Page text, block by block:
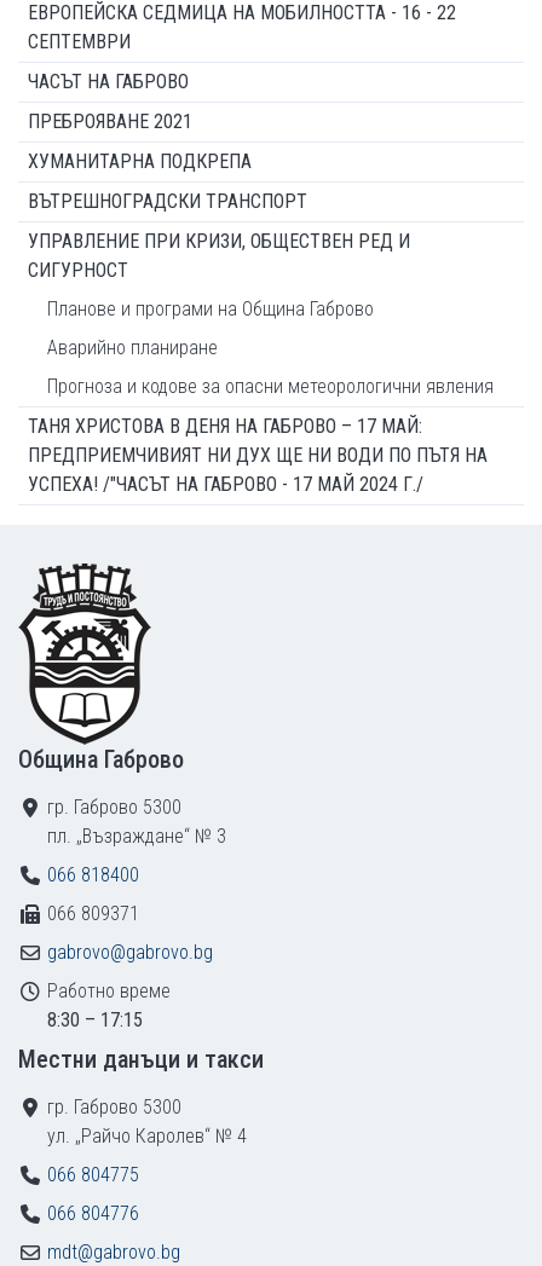
ЕВРОПЕЙСКА СЕДМИЦА НА МОБИЛНОСТТА - 16 - 22
СЕПТЕМВРИ
ЧАСЪТ НА ГАБРОВО
ПРЕБРОЯВАНЕ 2021
ХУМАНИТАРНА ПОДКРЕПА
ВЪТРЕШНОГРАДСКИ ТРАНСПОРТ
УПРАВЛЕНИЕ ПРИ КРИЗИ, ОБЩЕСТВЕН РЕД И
СИГУРНОСТ
Планове и програми на Община Габрово
Аварийно планиране
Прогноза и кодове за опасни метеорологични явления
ТАНЯ ХРИСТОВА В ДЕНЯ НА ГАБРОВО – 17 МАЙ:
ПРЕДПРИЕМЧИВИЯТ НИ ДУХ ЩЕ НИ ВОДИ ПО ПЪТЯ НА
УСПЕХА! /"ЧАСЪТ НА ГАБРОВО - 17 МАЙ 2024 Г./
Footer
Община Габрово
гр. Габрово 5300
пл. „Възраждане“ № 3
066 818400
066 809371
gabrovo@gabrovo.bg
Работно време
8:30 – 17:15
Местни данъци и такси
гр. Габрово 5300
ул. „Райчо Каролев“ № 4
066 804775
066 804776
mdt@gabrovo.bg